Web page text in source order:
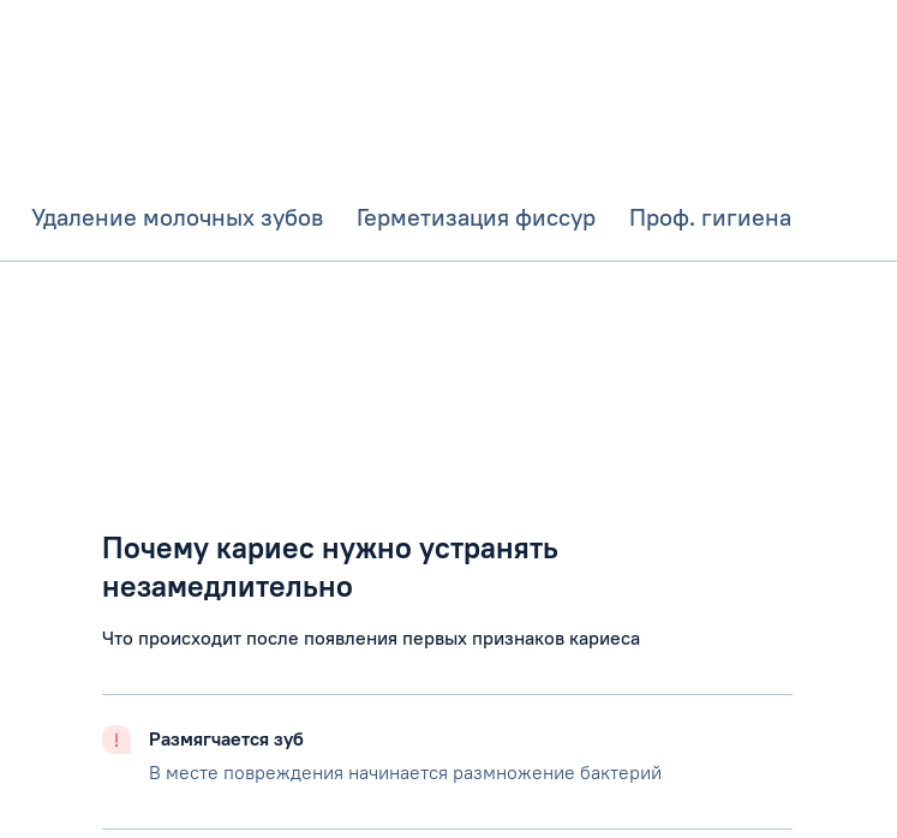
Удаление молочных зубов Герметизация фиссур Проф. гигиена
Почему кариес нужно устранять
незамедлительно
Что происходит после появления первых признаков кариеса
Размягчается зуб
В месте повреждения начинается размножение бактерий